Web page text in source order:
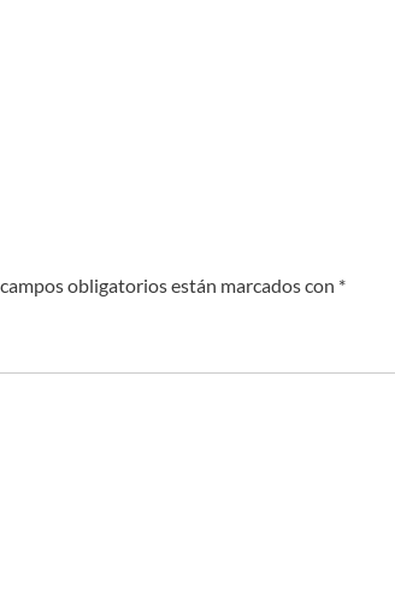
obligatorios están marcados con *